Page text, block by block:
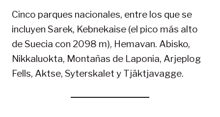
Cinco parques nacionales, entre los que se
incluyen Sarek, Kebnekaise (el pico más alto
de Suecia con 2098 m), Hemavan. Abisko,
Nikkaluokta, Montañas de Laponia, Arjeplog
Fells, Aktse, Syterskalet y Tjäktjavagge.